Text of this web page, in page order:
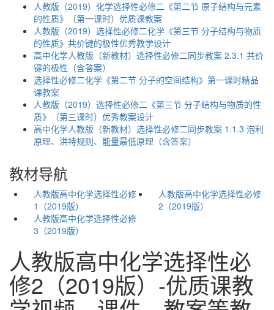
人教版（2019）化学选择性必修二《第二节 原子结构与元素
的性质》（第一课时）优质课教案
人教版（2019）选择性必修二化学《第三节 分子结构与物质
的性质》共价键的极性优秀教学设计
高中化学人教版（新教材）选择性必修二同步教案 2.3.1 共价
键的极性（含答案）
选择性必修二化学《第二节 分子的空间结构》第一课时精品
课教案
人教版（2019）选择性必修二《第三节 分子结构与物质的性
质》（第三课时）优秀教案设计
高中化学人教版（新教材）选择性必修二同步教案 1.1.3 泡利
原理、洪特规则、能量最低原理（含答案）
教材导航
人教版高中化学选择性必修
1（2019版）
人教版高中化学选择性必修
2（2019版）
人教版高中化学选择性必修
3（2019版）
人教版高中化学选择性必
修2（2019版）-优质课教